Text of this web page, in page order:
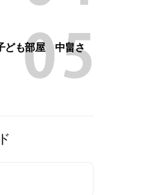
ども部屋 中畠さ